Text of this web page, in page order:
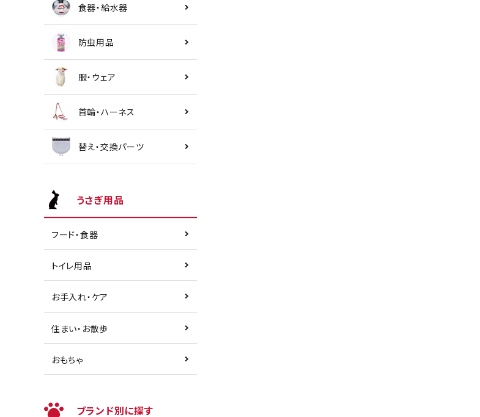
食器・給水器
防虫用品
服・ウェア
首輪・ハーネス
替え・交換パーツ
うさぎ用品
フード・食器
トイレ用品
お手入れ・ケア
住まい・お散歩
おもちゃ
ブランド別に探す